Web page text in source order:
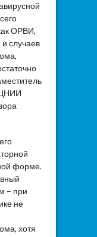
ОРВИ,
случаев
ЦНИИ
форме.
– при
не
хотя